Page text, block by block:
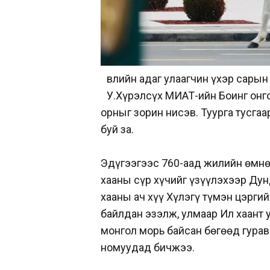
влийн адаг улаагчин үхэр
У.Хүрэлсүх МИАТ-ийн Боинг
орныг зорин нисэв. Туурга
буй за.
Эдүгээгээс 760-аад жилийн
хааны сүр хүчийг үзүүлэхээр
хааны ач хүү Хүлэгү түмэн
байлдан эзэлж, улмаар Ил хаант
монгол морь байсан бөгөөд
номуудад бичжээ.